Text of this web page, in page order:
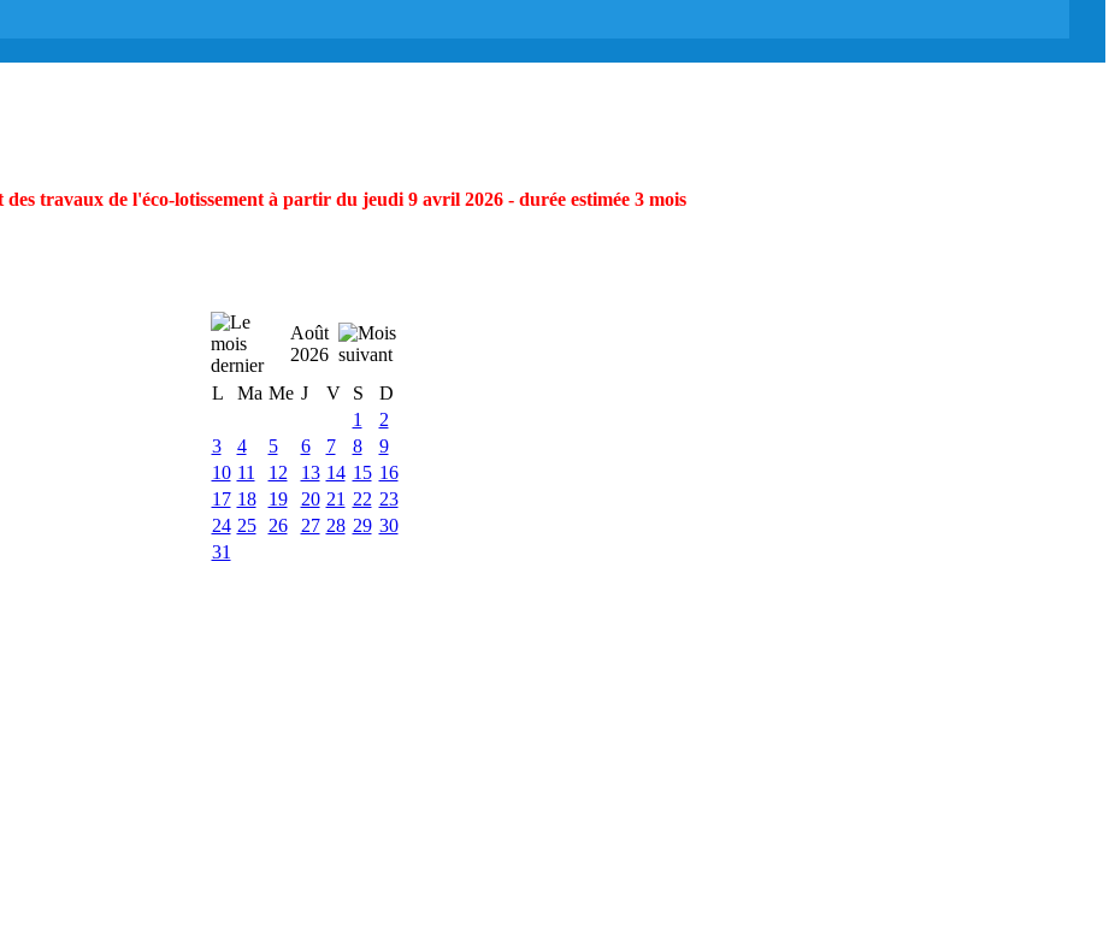
travaux de l'éco-lotissement à partir du jeudi 9 avril 2026 - durée estimée 3 mois
Août
2026
L
Ma Me J V S
D
1
2
3
4 5 6 7 8
9
10 11 12 13 14 15 16
17 18 19 20 21 22 23
24 25 26 27 28 29 30
31